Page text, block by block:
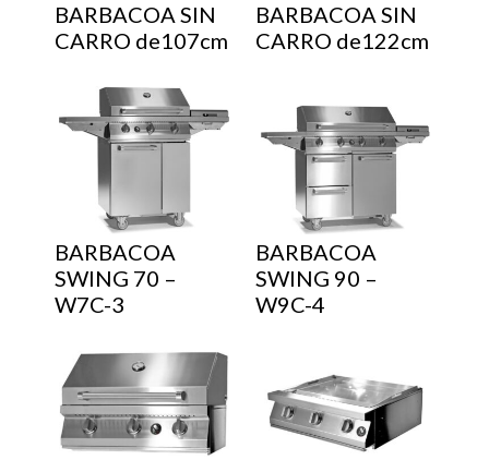
BARBACOA SIN
CARRO de107cm
BARBACOA SIN
CARRO de122cm
BARBACOA
SWING 70 –
W7C-3
BARBACOA
SWING 90 –
W9C-4